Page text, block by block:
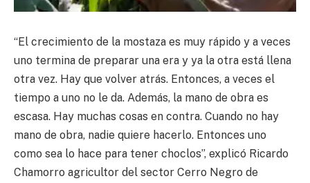
“El crecimiento de la mostaza es muy rápido y a veces
uno termina de preparar una era y ya la otra está llena
otra vez. Hay que volver atrás. Entonces, a veces el
tiempo a uno no le da. Además, la mano de obra es
escasa. Hay muchas cosas en contra. Cuando no hay
mano de obra, nadie quiere hacerlo. Entonces uno
como sea lo hace para tener choclos”, explicó Ricardo
Chamorro agricultor del sector Cerro Negro de